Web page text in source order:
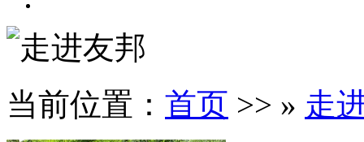
走进友邦
当前位置： 首页 >> » 走